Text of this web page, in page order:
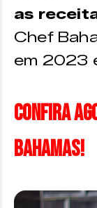
as
Chef
em 2023
Confira
Bahamas!